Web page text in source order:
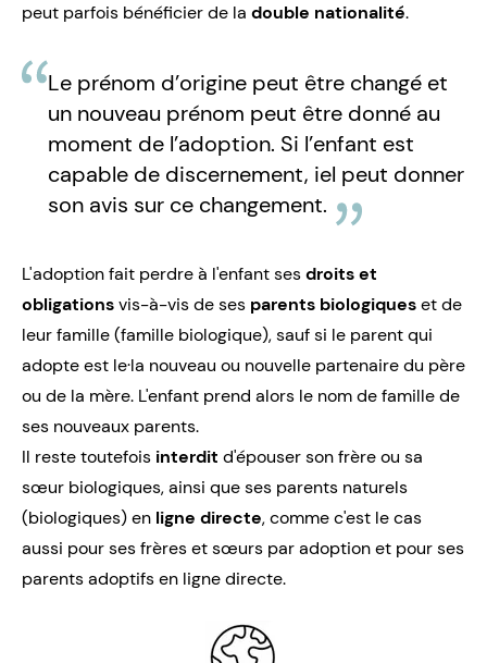
peut parfois bénéficier de la double nationalité.
Le prénom d’origine peut être changé et
un nouveau prénom peut être donné au
moment de l’adoption. Si l’enfant est
capable de discernement, iel peut donner
son avis sur ce changement.
L'adoption fait perdre à l'enfant sesdroits et
obligationsvis-à-vis de ses parents biologiqueset de
leur famille (famille biologique), sauf si le parent qui
adopte est le·la nouveau ou nouvelle partenaire du père
ou de la mère. L'enfant prend alors le nom de famille de
ses nouveaux parents.
Il reste toutefois interdit d'épouser son frère ou sa
sœur biologiques, ainsi que ses parents naturels
(biologiques) en ligne directe, comme c'est le cas
aussi pour ses frères et sœurs par adoption et pour ses
parents adoptifs en ligne directe.